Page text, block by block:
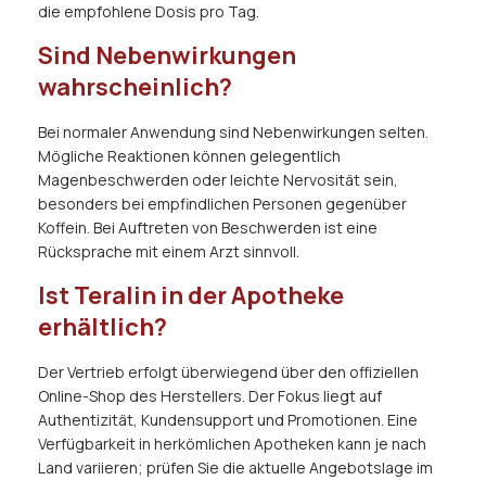
die empfohlene Dosis pro Tag.
Sind Nebenwirkungen
wahrscheinlich?
Bei normaler Anwendung sind Nebenwirkungen selten.
Mögliche Reaktionen können gelegentlich
Magenbeschwerden oder leichte Nervosität sein,
besonders bei empfindlichen Personen gegenüber
Koffein. Bei Auftreten von Beschwerden ist eine
Rücksprache mit einem Arzt sinnvoll.
Ist Teralin in der Apotheke
erhältlich?
Der Vertrieb erfolgt überwiegend über den offiziellen
Online-Shop des Herstellers. Der Fokus liegt auf
Authentizität, Kundensupport und Promotionen. Eine
Verfügbarkeit in herkömlichen Apotheken kann je nach
Land variieren; prüfen Sie die aktuelle Angebotslage im